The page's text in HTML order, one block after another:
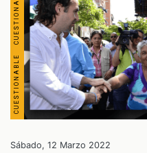
Sábado, 12 Marzo 2022